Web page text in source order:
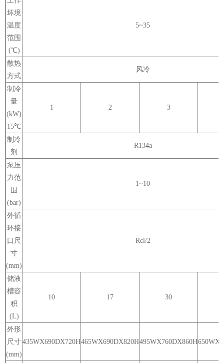
坏境
温度
范围
(℃)
5~35
散热
方式
风冷
制冷
量
(kW)
15℃
1 2 3
制冷
剂
R134a
泵压
力范
围
(bar)
1~10
外循
环接
口尺
寸
(mm)
Rcl/2
储液
槽容
积
(L)
10 17 30
外形
尺寸
(mm)
435WX690DX720H465WX690DX820H495WX760DX860H